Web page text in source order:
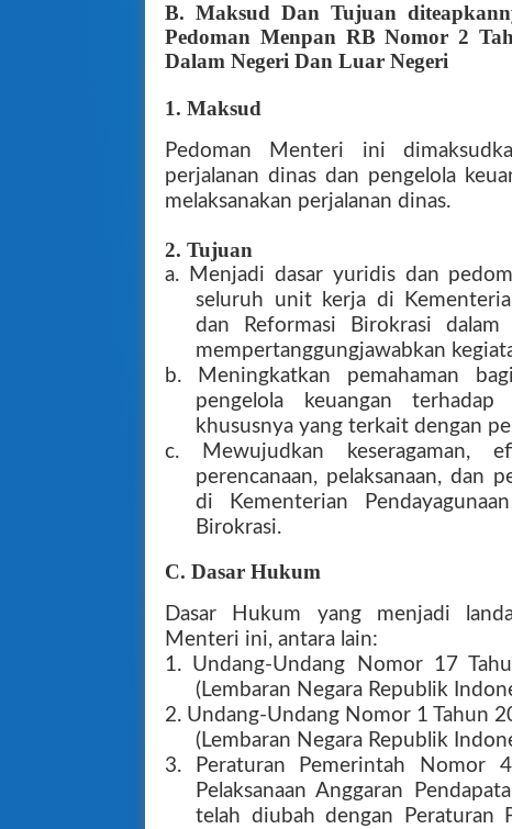
B. Maksud Dan Tujuan
Pedoman Menpan RB Nomor 2
Dalam Negeri Dan Luar Negeri
1. Maksud
Pedoman Menteri ini
perjalanan dinas dan pengelola
melaksanakan perjalanan dinas.
2. Tujuan
a. Menjadi dasar yuridis dan
seluruh unit kerja di
dan Reformasi Birokrasi dalam
mempertanggungjawabkan
b. Meningkatkan pemahaman
pengelola keuangan terhadap
khususnya yang terkait dengan
c. Mewujudkan keseragaman,
perencanaan, pelaksanaan, dan
di Kementerian
Birokrasi.
C. Dasar Hukum
Dasar Hukum yang menjadi
Menteri ini, antara lain:
1. Undang-Undang Nomor 17
(Lembaran Negara Republik
2. Undang-Undang Nomor 1 Tahun
(Lembaran Negara Republik
3. Peraturan Pemerintah Nomor
Pelaksanaan Anggaran
telah diubah dengan Peraturan